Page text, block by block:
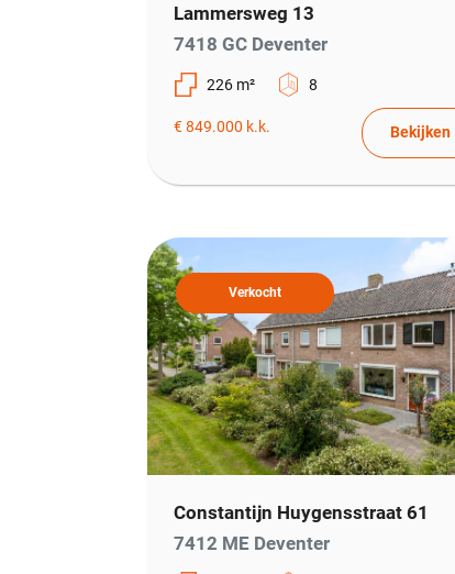
Lammersweg 13
7418 GC Deventer
226 m² 8
€ 849.000 k.k. Bekijken
Verkocht
Constantijn Huygensstraat 61
7412 ME Deventer